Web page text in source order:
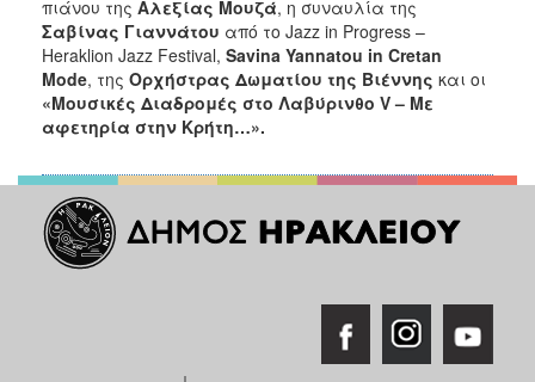
πιάνου της Αλεξίας Μουζά, η συναυλία της
Σαβίνας Γιαννάτου από το Jazz in Progress –
Heraklion Jazz Festival, Savina Yannatou in Cretan
Mode, της Ορχήστρας Δωματίου της Βιέννης και οι
«Μουσικές Διαδρομές στο Λαβύρινθο V– Με
αφετηρία στην Κρήτη…».